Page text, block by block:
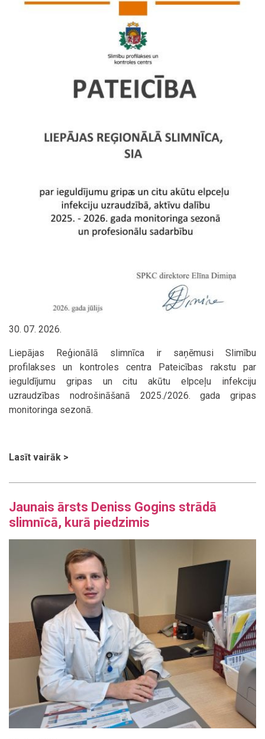
30. 07. 2026.
Liepājas Reģionālā slimnīca ir saņēmusi Slimību
profilakses un kontroles centra Pateicības rakstu par
ieguldījumu gripas un citu akūtu elpceļu infekciju
uzraudzības nodrošināšanā 2025./2026. gada gripas
monitoringa sezonā.
Lasīt vairāk >
Jaunais ārsts Deniss Gogins strādā
slimnīcā, kurā piedzimis